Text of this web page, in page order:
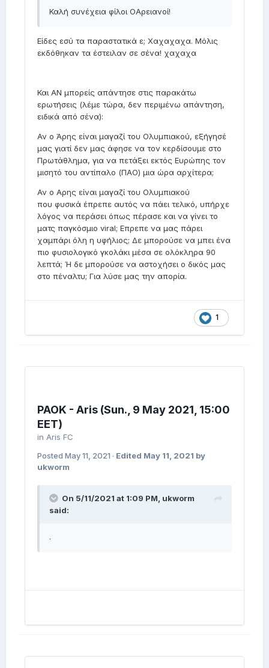
Καλή συνέχεια φίλοι ΟΑρειανοί!
Είδες εσύ τα παραστατικά ε; Χαχαχαχα. Mόλις
εκδόθηκαν τα έστειλαν σε σένα! χαχαχα
Και ΑΝ μπορείς απάντησε στις παρακάτω
ερωτήσεις (λέμε τώρα, δεν περιμένω απάντηση,
ειδικά από σένα):
Αν ο Άρης είναι μαγαζί του Ολυμπιακού, εξήγησέ
μας γιατί δεν μας άφησε να τον κερδίσουμε στο
Πρωτάθλημα, για να πετάξει εκτός Ευρώπης τον
μισητό του αντίπαλο (ΠΑΟ) μια ώρα αρχίτερα;
Αν ο Αρης είναι μαγαζί του Ολυμπιακού
που φυσικά έπρεπε αυτός να πάει τελικό, υπήρχε
λόγος να περάσει όπως πέρασε και να γίνει το
ματς παγκόσμιο viral; Επρεπε να μας πάρει
χαμπάρι όλη η υφήλιος; Δε μπορούσε να μπει ένα
πιο φυσιολογικό γκολάκι μέσα σε ολόκληρα 90
λεπτά; Ή δε μπορούσε να αστοχήσει ο δικός μας
στο πέναλτυ; Για λύσε μας την απορία.
1
PAOK - Aris (Sun., 9 May 2021, 15:00
EET)
in Aris FC
Posted May 11, 2021 · Edited May 11, 2021 by
ukworm
On 5/11/2021 at 1:09 PM, ukworm
said:
.